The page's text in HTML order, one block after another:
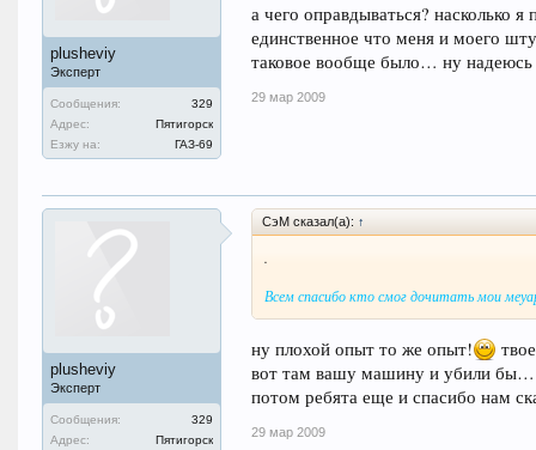
plusheviy
Эксперт
Сообщения:
329
Адрес:
Пятигорск
Езжу на:
ГАЗ-69
а чего оправдываться? насколько
единственное что меня и моего
таковое вообще было… ну
29 мар 2009
plusheviy
Эксперт
Сообщения:
329
Адрес:
Пятигорск
СэМ сказал(а): ↑
.
Всем спасибо кто смог дочитать мои
ну плохой опыт то же опыт!
вот там вашу машину и убили бы…
потом ребята еще и спасибо нам
29 мар 2009